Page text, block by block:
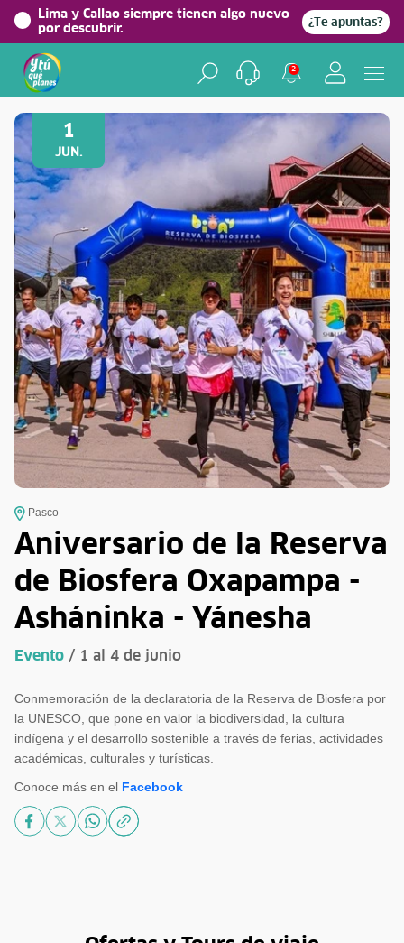
Lima y Callao siempre tienen algo nuevo
por descubrir.
¿Te apuntas?
2
Volver a Festividades
1
JUN.
Pasco
Aniversario de la Reserva
de Biosfera Oxapampa -
Asháninka - Yánesha
Evento / 1 al 4 de junio
Conmemoración de la declaratoria de la Reserva de Biosfera por
la UNESCO, que pone en valor la biodiversidad, la cultura
indígena y el desarrollo sostenible a través de ferias, actividades
académicas, culturales y turísticas.
Conoce más en el Facebook